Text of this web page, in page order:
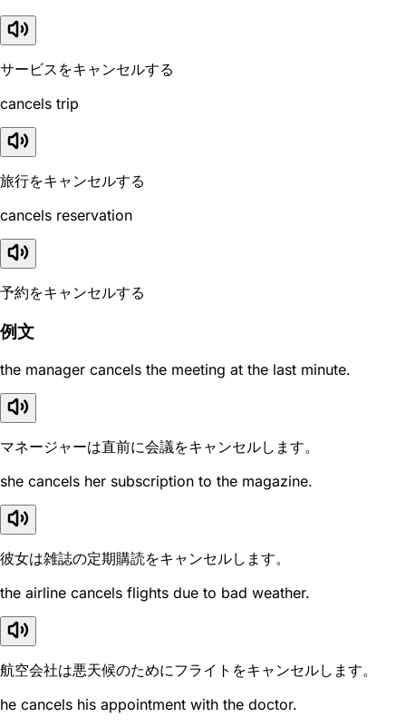
サービスをキャンセルする
cancels trip
旅行をキャンセルする
cancels reservation
予約をキャンセルする
例文
the manager cancels the meeting at the last minute.
マネージャーは直前に会議をキャンセルします。
she cancels her subscription to the magazine.
彼女は雑誌の定期購読をキャンセルします。
the airline cancels flights due to bad weather.
航空会社は悪天候のためにフライトをキャンセルします。
he cancels his appointment with the doctor.